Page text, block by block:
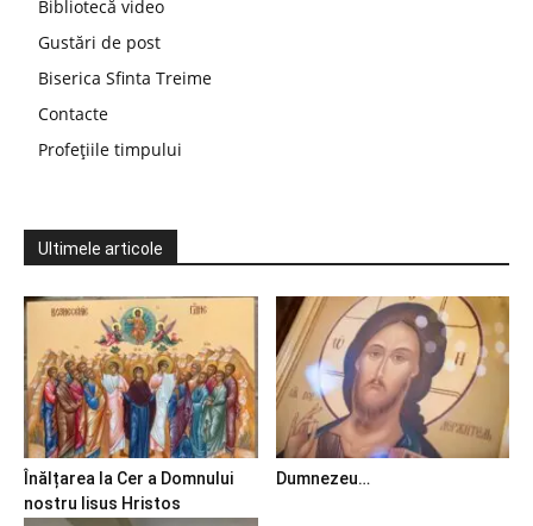
Bibliotecă video
Gustări de post
Biserica Sfinta Treime
Contacte
Profețiile timpului
Ultimele articole
Înălțarea la Cer a Domnului
nostru Iisus Hristos
Dumnezeu…